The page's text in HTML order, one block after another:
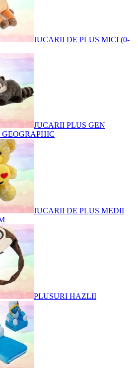
JUCARII DE PLUS MICI (0-
JUCARII PLUS GEN
JUCARII DE PLUS MEDII
PLUSURI HAZLII